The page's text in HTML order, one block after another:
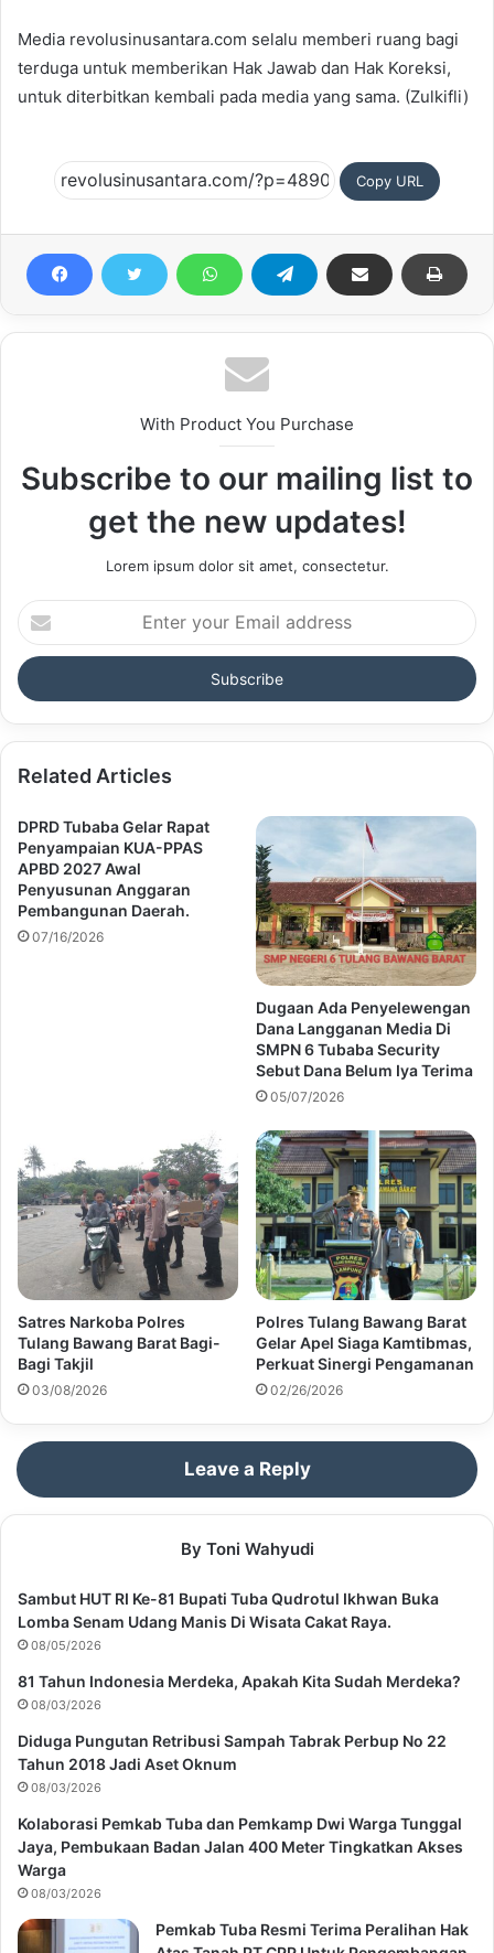
Media revolusinusantara.com selalu memberi ruang bagi
terduga untuk memberikan Hak Jawab dan Hak Koreksi,
untuk diterbitkan kembali pada media yang sama. (Zulkifli)
Copy URL
With Product You Purchase
Subscribe to our mailing list to
get the new updates!
Lorem ipsum dolor sit amet, consectetur.
Enter
your
Email
address
Related Articles
DPRD Tubaba Gelar Rapat
Penyampaian KUA-PPAS
APBD 2027 Awal
Penyusunan Anggaran
Pembangunan Daerah.
07/16/2026
Dugaan Ada Penyelewengan
Dana Langganan Media Di
SMPN 6 Tubaba Security
Sebut Dana Belum Iya Terima
05/07/2026
Satres Narkoba Polres
Tulang Bawang Barat Bagi-
Bagi Takjil
03/08/2026
Polres Tulang Bawang Barat
Gelar Apel Siaga Kamtibmas,
Perkuat Sinergi Pengamanan
02/26/2026
Leave a Reply
By Toni Wahyudi
Sambut HUT RI Ke-81 Bupati Tuba Qudrotul Ikhwan Buka
Lomba Senam Udang Manis Di Wisata Cakat Raya.
08/05/2026
81 Tahun Indonesia Merdeka, Apakah Kita Sudah Merdeka?
08/03/2026
Diduga Pungutan Retribusi Sampah Tabrak Perbup No 22
Tahun 2018 Jadi Aset Oknum
08/03/2026
Kolaborasi Pemkab Tuba dan Pemkamp Dwi Warga Tunggal
Jaya, Pembukaan Badan Jalan 400 Meter Tingkatkan Akses
Warga
08/03/2026
Pemkab Tuba Resmi Terima Peralihan Hak